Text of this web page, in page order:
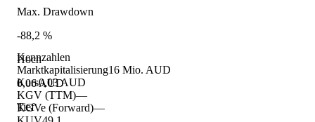
Kennzahlen
Marktkapitalisierung16 Mio. AUD
Kurs0,03 AUD
KGV (TTM)—
KGVe (Forward)—
Max. Drawdown
-88,2 %
Hoch
0,06 AUD
Tief